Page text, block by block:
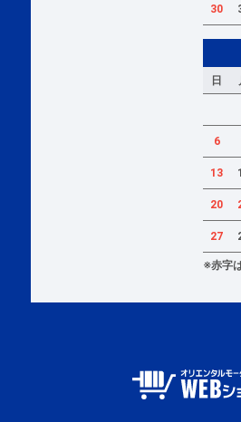
30
日
6
13
20
27
※赤字